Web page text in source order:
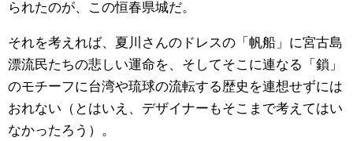
られたのが、この恒春県城だ。
それを考えれば、夏川さんのドレスの「帆船」に宮古島
漂流民たちの悲しい運命を、そしてそこに連なる「鎖」
のモチーフに台湾や琉球の流転する歴史を連想せずには
おれない（とはいえ、デザイナーもそこまで考えてはい
なかったろう）。